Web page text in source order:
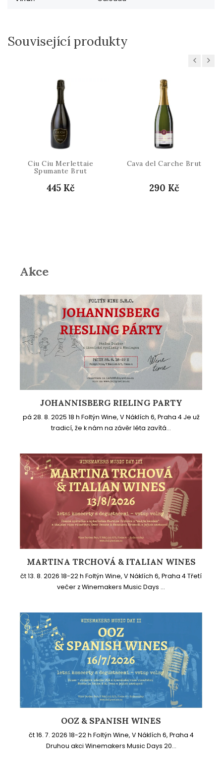
Související produkty
Previous
Ciu Ciu Merlettaie
Spumante Brut
445 Kč
Cava del Carche Brut
290 Kč
Next
Akce
JOHANNISBERG RIELING PARTY
pá 28. 8. 2025 18 h Foltýn Wine, V Náklích 6, Praha 4 Je už
tradicí, že k nám na závěr léta zavítá...
MARTINA TRCHOVÁ & ITALIAN WINES
čt 13. 8. 2026 18-22 h Foltýn Wine, V Náklích 6, Praha 4 Třetí
večer z Winemakers Music Days ...
OOZ & SPANISH WINES
čt 16. 7. 2026 18-22 h Foltýn Wine, V Náklích 6, Praha 4
Druhou akci Winemakers Music Days 20...